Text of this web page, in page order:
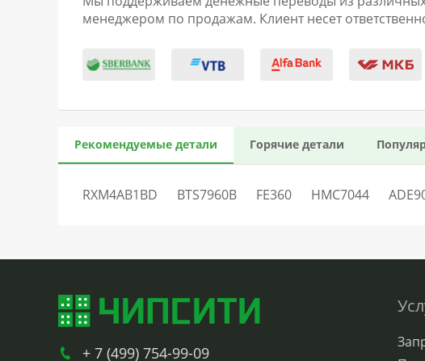
менеджером по продажам. Клиент несет
Рекомендуемые детали Горячие детали
RXM4AB1BD BTS7960B FE360 HMC7044
+ 7 (499) 754-99-09